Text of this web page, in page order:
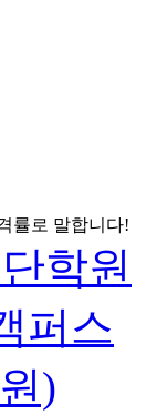
률로 말합니다!